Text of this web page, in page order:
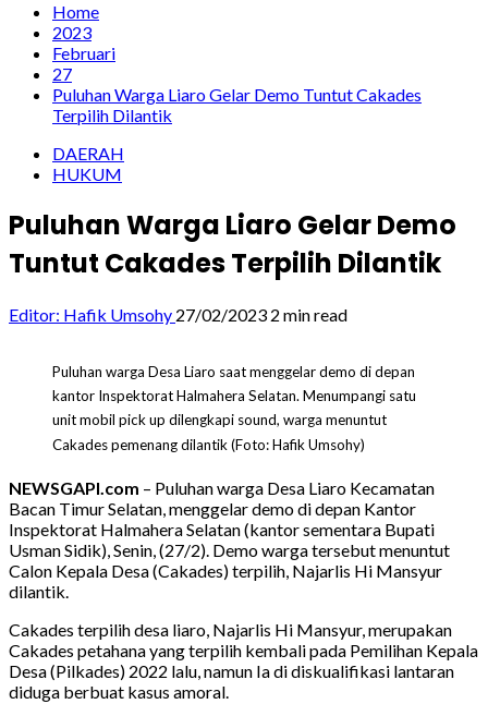
Home
2023
Februari
27
Puluhan Warga Liaro Gelar Demo Tuntut Cakades
Terpilih Dilantik
DAERAH
HUKUM
Puluhan Warga Liaro Gelar Demo
Tuntut Cakades Terpilih Dilantik
Editor: Hafik Umsohy 27/02/2023 2 min read
Puluhan warga Desa Liaro saat menggelar demo di depan
kantor Inspektorat Halmahera Selatan. Menumpangi satu
unit mobil pick up dilengkapi sound, warga menuntut
Cakades pemenang dilantik (Foto: Hafik Umsohy)
NEWSGAPI.com – Puluhan warga Desa Liaro Kecamatan
Bacan Timur Selatan, menggelar demo di depan Kantor
Inspektorat Halmahera Selatan (kantor sementara Bupati
Usman Sidik), Senin, (27/2). Demo warga tersebut menuntut
Calon Kepala Desa (Cakades) terpilih, Najarlis Hi Mansyur
dilantik.
Cakades terpilih desa liaro, Najarlis Hi Mansyur, merupakan
Cakades petahana yang terpilih kembali pada Pemilihan Kepala
Desa (Pilkades) 2022 lalu, namun Ia di diskualifikasi lantaran
diduga berbuat kasus amoral.